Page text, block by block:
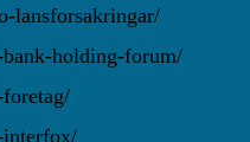
lansforsakringar/
holding-forum/
interfox/